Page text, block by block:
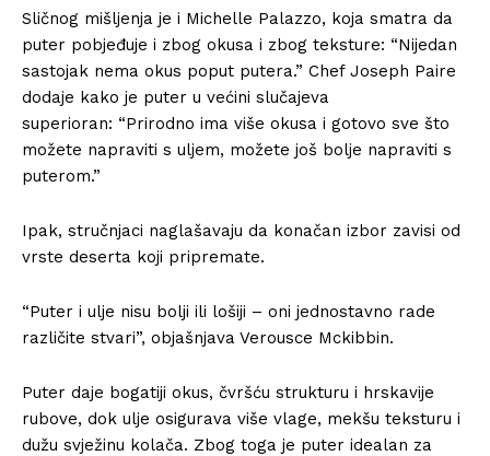
Sličnog mišljenja je i Michelle Palazzo, koja smatra da
puter pobjeđuje i zbog okusa i zbog teksture: “Nijedan
sastojak nema okus poput putera.” Chef Joseph Paire
dodaje kako je puter u većini slučajeva
superioran: “Prirodno ima više okusa i gotovo sve što
možete napraviti s uljem, možete još bolje napraviti s
puterom.”
Ipak, stručnjaci naglašavaju da konačan izbor zavisi od
vrste deserta koji pripremate.
“Puter i ulje nisu bolji ili lošiji – oni jednostavno rade
različite stvari”, objašnjava Verousce Mckibbin.
Puter daje bogatiji okus, čvršću strukturu i hrskavije
rubove, dok ulje osigurava više vlage, mekšu teksturu i
dužu svježinu kolača. Zbog toga je puter idealan za